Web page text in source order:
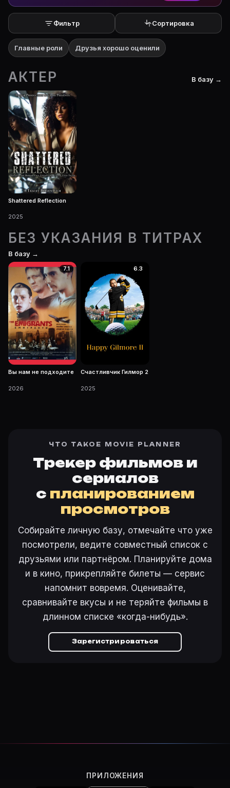
Фильтр Сортировка
Главные роли Друзья хорошо оценили
АКТЕР В базу →
Shattered Reflection
2025
БЕЗ УКАЗАНИЯ В ТИТРАХ
В базу →
7.1
Вы нам не подходите
2026
6.3
Счастливчик Гилмор 2
2025
ЧТО ТАКОЕ MOVIE PLANNER
Трекер фильмов и
сериалов
с планированием
просмотров
Собирайте личную базу, отмечайте что уже
посмотрели, ведите совместный список с
друзьями или партнёром. Планируйте дома
и в кино, прикрепляйте билеты — сервис
напомнит вовремя. Оценивайте,
сравнивайте вкусы и не теряйте фильмы в
длинном списке «когда-нибудь».
Зарегистрироваться
ПРИЛОЖЕНИЯ